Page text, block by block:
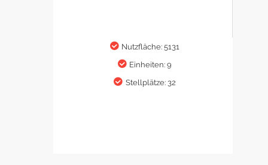
Nutzfläche: 5131
Einheiten: 9
Stellplätze: 32